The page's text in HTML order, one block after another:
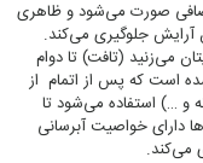
صورت می‌شود و ظاهری
جلوگیری می‌کند.
می‌زنید (تافت) تا دوام
است که پس از اتمام از
و …) استفاده می‌شود تا
دارای خواصیت آبرسانی
می‌کند.